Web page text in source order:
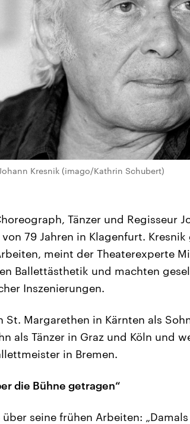
Kresnik (imago/Kathrin Schubert)
Tänzer und Regisseur
79 Jahren in Klagenfurt.
meint der Theaterexperte
Ballettästhetik und machten
Inszenierungen.
St. Margarethen in Kärnten als
als Tänzer in Graz und Köln und
in Bremen.
die Bühne getragen“
seine frühen Arbeiten: